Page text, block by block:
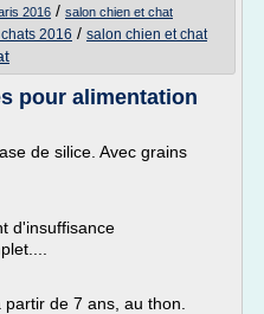
2016 / salon chien et chat
2016 / salon chien et chat
pour alimentation
de silice. Avec grains
d'insuffisance
de 7 ans, au thon.